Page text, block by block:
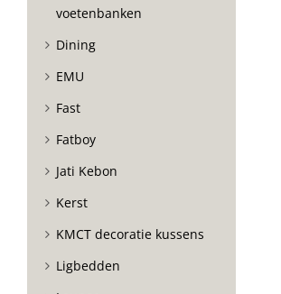
voetenbanken
Dining
EMU
Fast
Fatboy
Jati Kebon
Kerst
KMCT decoratie kussens
Ligbedden